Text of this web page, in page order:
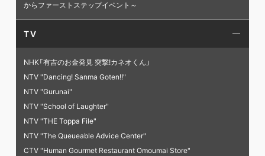
からファーストステップイベント～
TV
NHK「有吉のお金発見 突撃!カネオくん」
NTV "Dancing! Sanma Goten!!"
NTV "Gurunai"
NTV "School of Laughter"
NTV "THE Toppa File"
NTV "The Queueable Advice Center"
CTV "Human Gourmet Restaurant Omoumai Store"